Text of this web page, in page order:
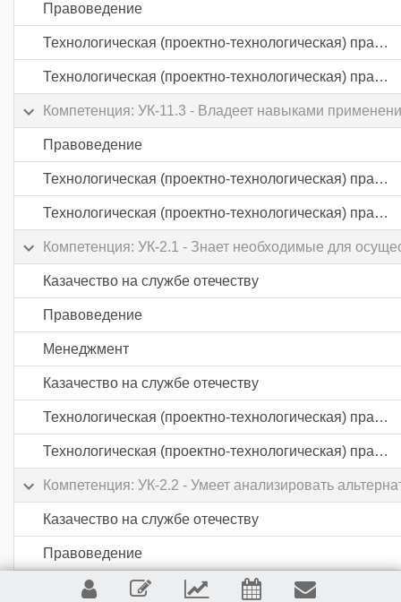
Правоведение
Технологическая (проектно-технологическая) практика
Технологическая (проектно-технологическая) практика
Компетенция: УК-11.3 - Владеет навыками
Правоведение
Технологическая (проектно-технологическая) практика
Технологическая (проектно-технологическая) практика
Компетенция: УК-2.1 - Знает необходимые для
Казачество на службе отечеству
Правоведение
Менеджмент
Казачество на службе отечеству
Технологическая (проектно-технологическая) практика
Технологическая (проектно-технологическая) практика
Компетенция: УК-2.2 - Умеет анализировать
Казачество на службе отечеству
Правоведение
Казачество на службе отечеству